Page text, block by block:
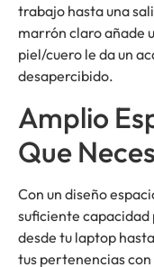
trabajo hasta una
marrón claro añade
piel/cuero le da un
desapercibido.
Amplio
Que
Con un diseño
suficiente capacidad
desde tu laptop
tus pertenencias